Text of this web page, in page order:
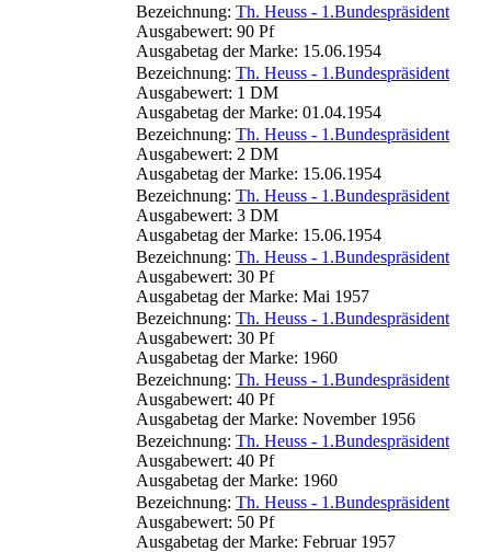
Bezeichnung: Th. Heuss - 1.Bundespräsident
Ausgabewert: 90 Pf
Ausgabetag der Marke: 15.06.1954
Bezeichnung: Th. Heuss - 1.Bundespräsident
Ausgabewert: 1 DM
Ausgabetag der Marke: 01.04.1954
Bezeichnung: Th. Heuss - 1.Bundespräsident
Ausgabewert: 2 DM
Ausgabetag der Marke: 15.06.1954
Bezeichnung: Th. Heuss - 1.Bundespräsident
Ausgabewert: 3 DM
Ausgabetag der Marke: 15.06.1954
Bezeichnung: Th. Heuss - 1.Bundespräsident
Ausgabewert: 30 Pf
Ausgabetag der Marke: Mai 1957
Bezeichnung: Th. Heuss - 1.Bundespräsident
Ausgabewert: 30 Pf
Ausgabetag der Marke: 1960
Bezeichnung: Th. Heuss - 1.Bundespräsident
Ausgabewert: 40 Pf
Ausgabetag der Marke: November 1956
Bezeichnung: Th. Heuss - 1.Bundespräsident
Ausgabewert: 40 Pf
Ausgabetag der Marke: 1960
Bezeichnung: Th. Heuss - 1.Bundespräsident
Ausgabewert: 50 Pf
Ausgabetag der Marke: Februar 1957